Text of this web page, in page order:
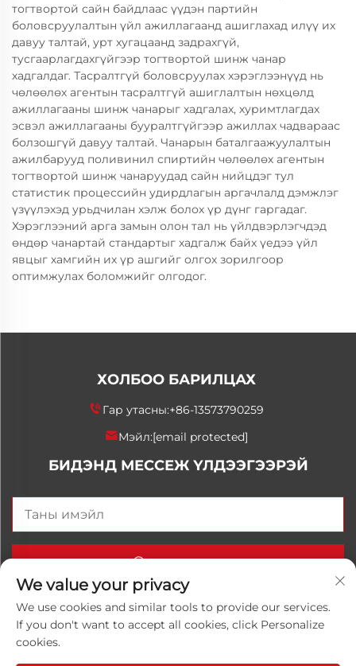
тогтвортой сайн байдлаас үүдэн партийн
боловсруулалтын үйл ажиллагаанд ашиглахад илүү их
давуу талтай, урт хугацаанд задрахгүй,
тусгаарлагдахгүйгээр тогтвортой шинж чанар
хадгалдаг. Тасралтгүй боловсруулах хэрэглээнүүд нь
чөлөөлөх агентын тасралтгүй ашиглалтын нөхцөлд
ажиллагааны шинж чанарыг хадгалах, хуримтлагдах
эсвэл ажиллагааны бууралтгүйгээр ажиллах чадвараас
болзошгүй давуу талтай. Чанарын баталгаажуулалтын
ажилбарууд поливинил спиртийн чөлөөлөх агентын
тогтвортой шинж чанаруудад сайн нийцдэг тул
статистик процессийн удирдлагын аргачлалд дэмжлэг
үзүүлэхэд урьдчилан хэлж болох үр дүнг гаргадаг.
Хэрэглээний арга замын олон тал нь үйлдвэрлэгчдэд
өндөр чанартай стандартыг хадгалж байх үедээ үйл
явцыг хамгийн их үр ашгийг олгох зорилгоор
оптимжулах боломжийг олгодог.
ХОЛБОО БАРИЛЦАХ
Гар утасны:+86-13573790259
Мэйл:[email protected]
БИДЭНД МЕССЕЖ ҮЛДЭЭГЭЭРЭЙ
Одоо илгээх
Хуульчийн эрх © 2025 Орос Улаанхангай Луванхонг
We value your privacy
We use cookies and similar tools to provide our services.
If you don't want to accept all cookies, click Personalize
cookies.